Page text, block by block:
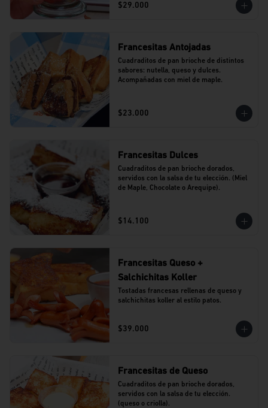
$29.000
Francesitas Antojadas
Cuadraditos de pan brioche de distintos
sabores: nutella, queso y dulces.
Acompañadas con miel de maple.
$23.000
Francesitas Dulces
Cuadraditos de pan brioche dorados,
servidos con la salsa de tu elección. (Miel
de Maple, Chocolate o Arequipe).
$14.100
Francesitas Queso +
Salchichitas Koller
Tostadas francesas rellenas de queso y
salchichitas koller al estilo patos.
$39.000
Francesitas de Queso
Cuadraditos de pan brioche dorados,
servidos con la salsa de tu elección.
(queso o criolla).